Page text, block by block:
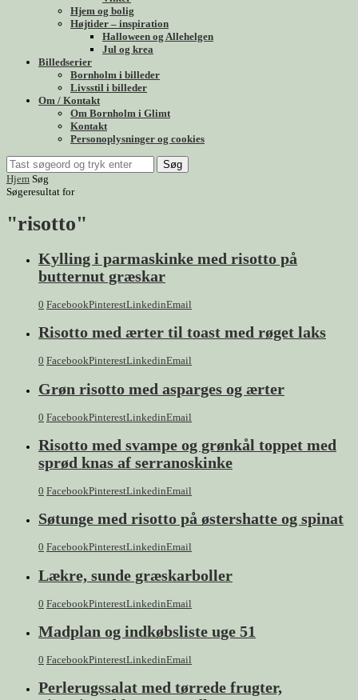
Hjem og bolig
Højtider – inspiration
Halloween og Allehelgen
Jul og krea
Billedserier
Bornholm i billeder
Livsstil i billeder
Om / Kontakt
Om Bornholm i Glimt
Kontakt
Personoplysninger og cookies
Søg
Hjem Søg
Søgeresultat for
"risotto"
Kylling i parmaskinke med risotto på
butternut græskar
0 FacebookPinterestLinkedinEmail
Risotto med ærter til toast med røget laks
0 FacebookPinterestLinkedinEmail
Grøn risotto med asparges og ærter
0 FacebookPinterestLinkedinEmail
Risotto med svampe og grønkål toppet med
sprød knas af serranoskinke
0 FacebookPinterestLinkedinEmail
Søtunge med risotto på østershatte og spinat
0 FacebookPinterestLinkedinEmail
Lækre, sunde græskarboller
0 FacebookPinterestLinkedinEmail
Madplan og indkøbsliste uge 51
0 FacebookPinterestLinkedinEmail
Perlerugssalat med tørrede frugter,